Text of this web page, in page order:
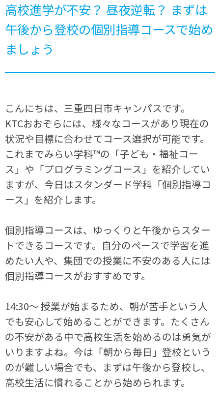
高校進学が不安？ 昼夜逆転？ まずは
午後から登校の個別指導コースで始め
ましょう
こんにちは、三重四日市キャンパスです。
KTCおおぞらには、様々なコースがあり現在の
状況や目標に合わせてコース選択が可能です。
これまでみらい学科™の「子ども・福祉コー
ス」や「プログラミングコース」を紹介してい
ますが、今日はスタンダード学科「個別指導コ
ース」を紹介します。
個別指導コースは、ゆっくりと午後からスター
トできるコースです。自分のペースで学習を進
めたい人や、集団での授業に不安のある人には
個別指導コースがおすすめです。
14:30～ 授業が始まるため、朝が苦手という人
でも安心して始めることができます。たくさん
の不安がある中で高校生活を始めるのは勇気が
いりますよね。今は「朝から毎日」登校という
のが難しい場合でも、まずは午後から登校し、
高校生活に慣れることから始められます。